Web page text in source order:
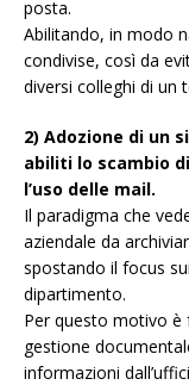
posta.
Abilitando, in modo
condivise, così da
diversi colleghi di un
2) Adozione di un
abiliti lo scambio
l’uso delle mail.
Il paradigma che
aziendale da
spostando il focus
dipartimento.
Per questo motivo
gestione
informazioni